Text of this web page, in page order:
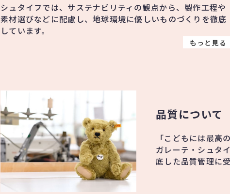
シュタイフでは、サステナビリティの観点から、製作工程や
素材選びなどに配慮し、地球環境に優しいものづくりを徹底
しています。
もっと見る
品質について
「こどもには最高
ガレーテ・シュタ
底した品質管理に